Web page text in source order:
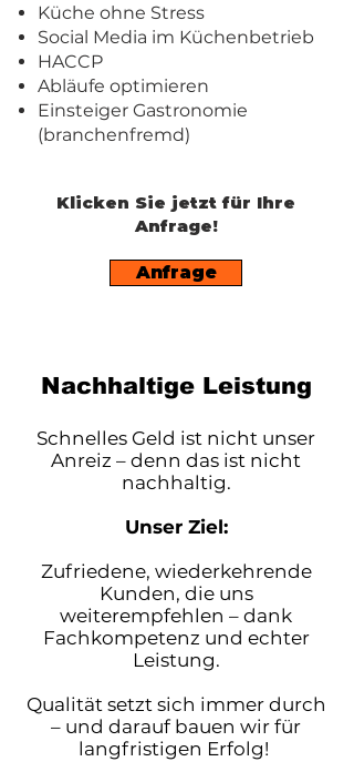
Küche ohne Stress
Social Media im Küchenbetrieb
HACCP
Abläufe optimieren
Einsteiger Gastronomie
(branchenfremd)
Klicken Sie jetzt für Ihre
Anfrage!
Anfrage
Nachhaltige Leistung
Schnelles Geld ist nicht unser
Anreiz – denn das ist nicht
nachhaltig.
Unser Ziel:
Zufriedene, wiederkehrende
Kunden, die uns
weiterempfehlen – dank
Fachkompetenz und echter
Leistung.
Qualität setzt sich immer durch
– und darauf bauen wir für
langfristigen Erfolg!